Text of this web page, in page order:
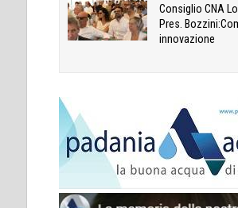
Consiglio CNA
Pres.
innovazione